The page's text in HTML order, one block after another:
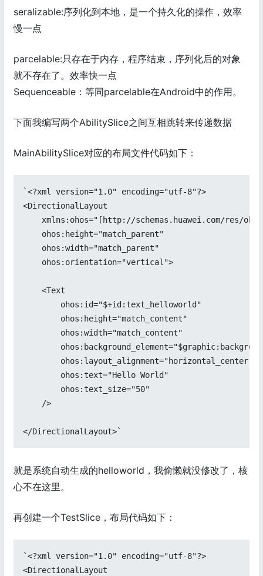
seralizable:序列化到本地，是一个持久化的操作，效率
慢一点
parcelable:只存在于内存，程序结束，序列化后的对象
就不存在了。效率快一点
Sequenceable：等同parcelable在Android中的作用。
下面我编写两个AbilitySlice之间互相跳转来传递数据
MainAbilitySlice对应的布局文件代码如下：
`<?xml version="1.0" encoding="utf-8"?>
<DirectionalLayout
xmlns:ohos="[http://schemas.huawei.com/res/
    ohos:height="match_parent"
    ohos:width="match_parent"
    ohos:orientation="vertical">
    <Text
        ohos:id="$+id:text_helloworld"
        ohos:height="match_content"
        ohos:width="match_content"
        ohos:layout_alignment="horizontal_center"
        ohos:text="Hello World"
        ohos:text_size="50"
    />
</DirectionalLayout>`
就是系统自动生成的helloworld，我偷懒就没修改了，核
心不在这里。
再创建一个TestSlice，布局代码如下：
`<?xml version="1.0" encoding="utf-8"?>
<DirectionalLayout